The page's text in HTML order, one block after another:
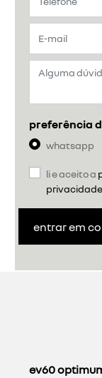
preferência
whatsapp
li e aceito a
privacidade.
entrar em
ev60